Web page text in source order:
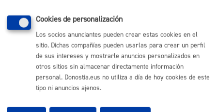
Mapas - GeoDonostia
Sala de prensa
Mapa web
Otras páginas web corporativas
Donostia Kirola
Donostia Turismo
Cookies de personalización
Los socios anunciantes pueden crear estas cookies en el
sitio. Dichas compañías pueden usarlas para crear un perfil
de sus intereses y mostrarle anuncios personalizados en
otros sitios sin almacenar directamente información
personal. Donostia.eus no utiliza a día de hoy cookies de este
tipo ni anuncios ajenos.